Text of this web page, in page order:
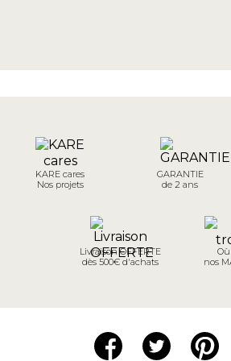
KARE cares
Nos projets
GARANTIE
de 2 ans
Livraison OFFERTE
dès 500€ d'achats
nos